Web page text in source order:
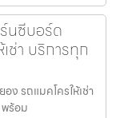
นซีบอร์ด
ช่า บริการทุก
ง รถแมคโครให้เช่า
พร้อม